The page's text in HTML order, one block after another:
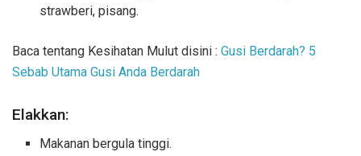
strawberi, pisang.
Baca tentang Kesihatan Mulut disini : Gusi Berdarah? 5
Sebab Utama Gusi Anda Berdarah
Elakkan:
Makanan bergula tinggi.